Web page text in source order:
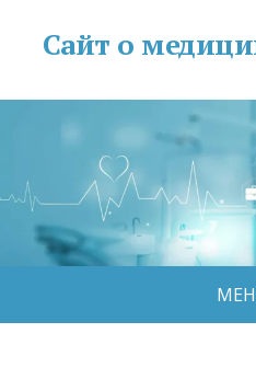
Сайт о